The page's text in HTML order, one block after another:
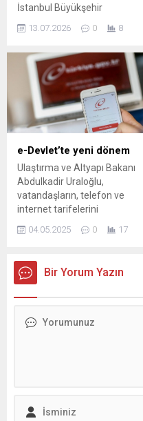
İstanbul Büyükşehir
İmamoğlu hakkında açılan
ödeme yapmasıyla birlikte
dava sona erdi. Mahkeme,
İmamoğlu’nun avukatları
aracılığıyla belirlenen ön
ödeme tutarını yatırdığını
tutanağa geçirince, dosyayı
düşürdü. Duruşma
savcısının önceki celsede
sunduğu mütalaada,
İmamoğlu hakkında ilk
etapta değerlendirilen suç
vasfının değişerek “adil
yargılamayı etkilemeye
13.07.2026 0 8
e-Devlet’te yeni dönem
Ulaştırma ve Altyapı Bakanı
Abdulkadir Uraloğlu,
vatandaşların, telefon ve
internet tarifelerini
karşılaştırabilmesini
sağlayan yeni hizmeti e-
aldıklarını bildirdi.
04.05.2025 0 17
Bir Yorum Yazın